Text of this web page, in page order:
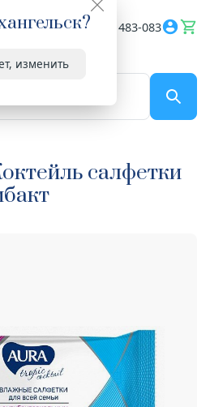
?
изменить
8182 483-083
салфетки